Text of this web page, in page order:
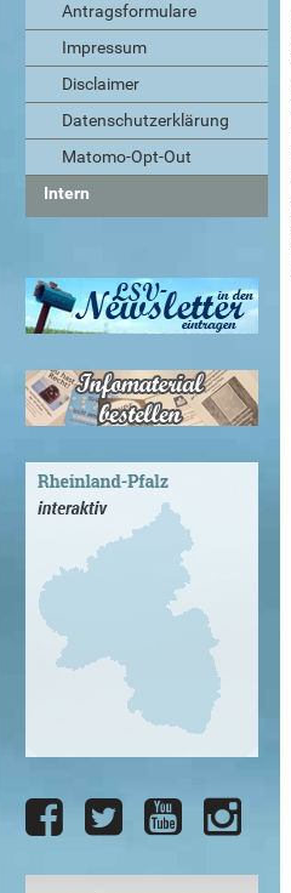
Antragsformulare
Impressum
Disclaimer
Datenschutzerklärung
Matomo-Opt-Out
Intern